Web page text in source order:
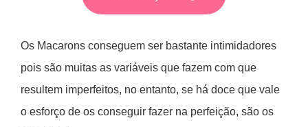
Os Macarons conseguem ser bastante intimidadores
pois são muitas as variáveis que fazem com que
resultem imperfeitos, no entanto, se há doce que vale
o esforço de os conseguir fazer na perfeição, são os